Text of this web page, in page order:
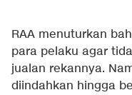
RAA menuturkan
para pelaku agar
jualan rekannya.
diindahkan hingga